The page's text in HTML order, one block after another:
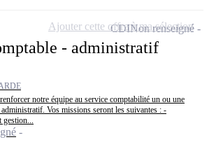
- administratif
notre équipe au service comptabilité un ou une
Vos missions seront les suivantes : -
gestion...
CDINon renseigné
Ajouter cette offre à ma sélection